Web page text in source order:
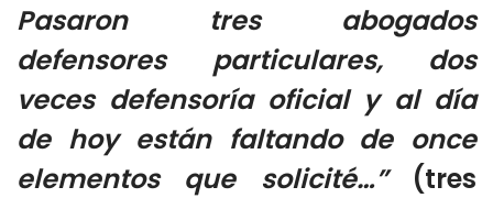
Pasaron tres abogados
defensores particulares, dos
veces defensoría oficial y al día
de hoy están faltando de once
elementos que solicité…” (tres